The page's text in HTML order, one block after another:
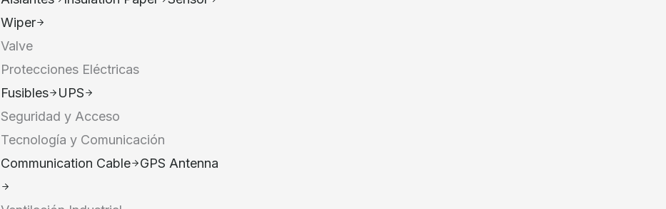
Wiper
Valve
Protecciones Eléctricas
Fusibles
UPS
Seguridad y Acceso
Tecnología y Comunicación
Communication Cable
GPS Antenna